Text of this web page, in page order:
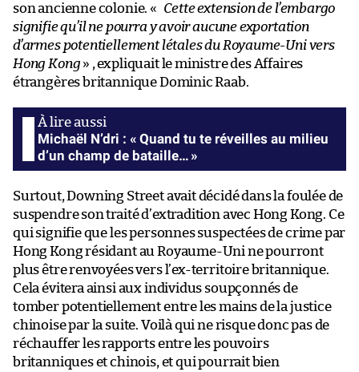
son ancienne colonie. « Cette extension de l’embargo
signifie qu’il ne pourra y avoir aucune exportation
d’armes potentiellement létales du Royaume-Uni vers
Hong Kong » , expliquait le ministre des Affaires
étrangères britannique Dominic Raab.
Michaël N’dri : « Quand tu te réveilles au milieu
d’un champ de bataille… »
Surtout, Downing Street avait décidé dans la foulée de
suspendre son traité d’extradition avec Hong Kong. Ce
qui signifie que les personnes suspectées de crime par
Hong Kong résidant au Royaume-Uni ne pourront
plus être renvoyées vers l’ex-territoire britannique.
Cela évitera ainsi aux individus soupçonnés de
tomber potentiellement entre les mains de la justice
chinoise par la suite. Voilà qui ne risque donc pas de
réchauffer les rapports entre les pouvoirs
britanniques et chinois, et qui pourrait bien